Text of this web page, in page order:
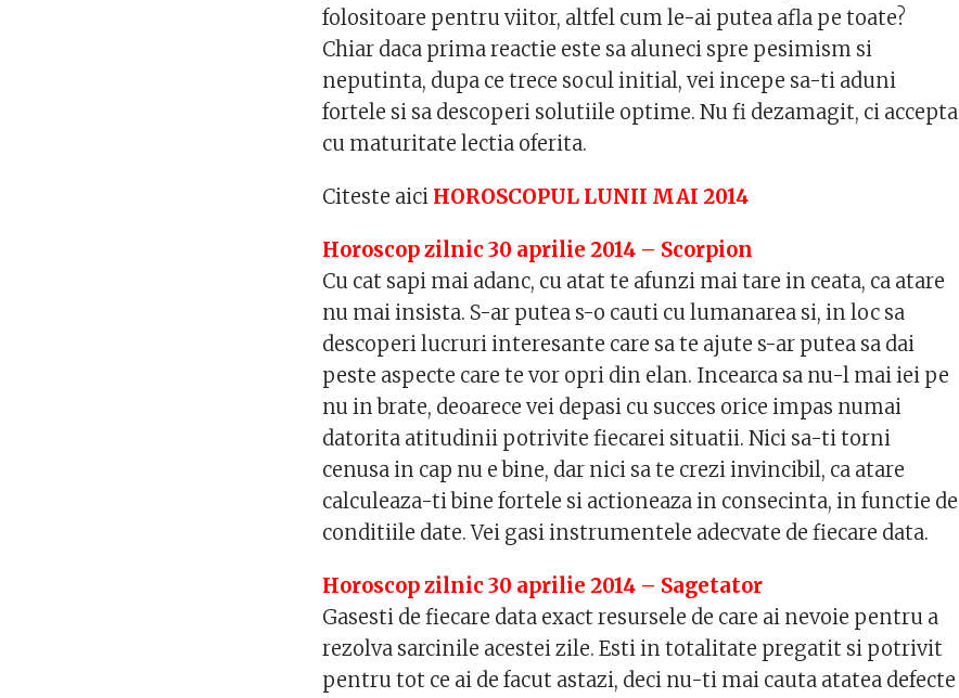
folositoare pentru viitor, altfel cum le-ai putea afla pe toate?
Chiar daca prima reactie este sa aluneci spre pesimism si
neputinta, dupa ce trece socul initial, vei incepe sa-ti aduni
fortele si sa descoperi solutiile optime. Nu fi dezamagit, ci accepta
cu maturitate lectia oferita.
Citeste aici HOROSCOPUL LUNII MAI 2014
Horoscop zilnic 30 aprilie 2014 – Scorpion
Cu cat sapi mai adanc, cu atat te afunzi mai tare in ceata, ca atare
nu mai insista. S-ar putea s-o cauti cu lumanarea si, in loc sa
descoperi lucruri interesante care sa te ajute s-ar putea sa dai
peste aspecte care te vor opri din elan. Incearca sa nu-l mai iei pe
nu in brate, deoarece vei depasi cu succes orice impas numai
datorita atitudinii potrivite fiecarei situatii. Nici sa-ti torni
cenusa in cap nu e bine, dar nici sa te crezi invincibil, ca atare
calculeaza-ti bine fortele si actioneaza in consecinta, in functie de
conditiile date. Vei gasi instrumentele adecvate de fiecare data.
Horoscop zilnic 30 aprilie 2014 – Sagetator
Gasesti de fiecare data exact resursele de care ai nevoie pentru a
rezolva sarcinile acestei zile. Esti in totalitate pregatit si potrivit
pentru tot ce ai de facut astazi, deci nu-ti mai cauta atatea defecte